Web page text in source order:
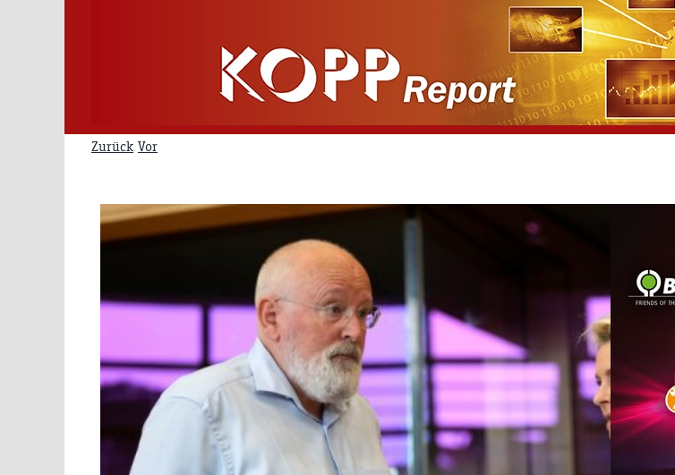
Zurück Vor